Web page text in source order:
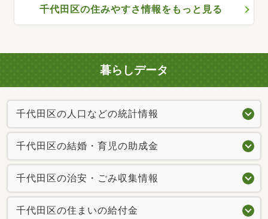
千代田区の住みやすさ情報をもっと見る
暮らしデータ
千代田区の人口などの統計情報
千代田区の結婚・育児の助成金
千代田区の治安・ごみ収集情報
千代田区の住まいの給付金